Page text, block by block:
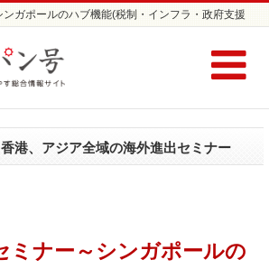
ガポールのハブ機能(税制・インフラ・政府支援
港、アジア全域の海外進出セミナー
ミナー～シンガポールの